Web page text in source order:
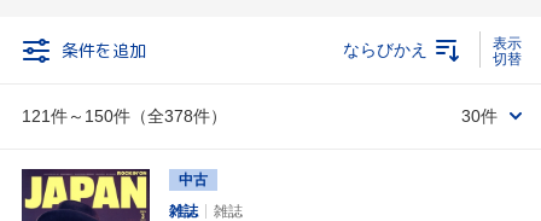
条件を追加
121件～150件（全378件）
ならびかえ
30件
中古
雑誌
雑誌